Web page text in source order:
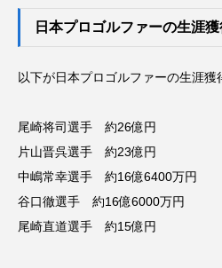
日本プロゴルファーの生涯
以下が日本プロゴルファーの生涯獲
尾崎将司選手 約26億円
片山晋呉選手 約23億円
中嶋常幸選手 約16億6400万円
谷口徹選手 約16億6000万円
尾崎直道選手 約15億円